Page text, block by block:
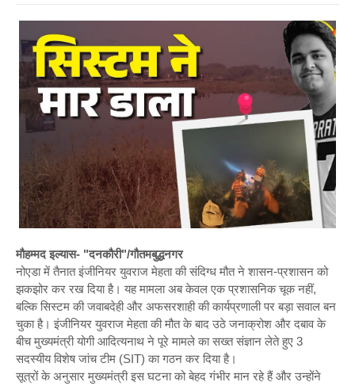
मौहम्मद इल्यास- "दनकौरी"/गौतमबुद्धनगर
नोएडा में तैनात इंजीनियर युवराज मेहता की संदिग्ध मौत ने शासन-प्रशासन को
झकझोर कर रख दिया है। यह मामला अब केवल एक प्रशासनिक चूक नहीं,
बल्कि सिस्टम की जवाबदेही और अफसरशाही की कार्यप्रणाली पर बड़ा सवाल बन
चुका है। इंजीनियर युवराज मेहता की मौत के बाद उठे जनाक्रोश और दबाव के
बीच मुख्यमंत्री योगी आदित्यनाथ ने पूरे मामले का सख्त संज्ञान लेते हुए 3
सदस्यीय विशेष जांच टीम (SIT) का गठन कर दिया है।
सूत्रों के अनुसार मुख्यमंत्री इस घटना को बेहद गंभीर मान रहे हैं और उन्होंने